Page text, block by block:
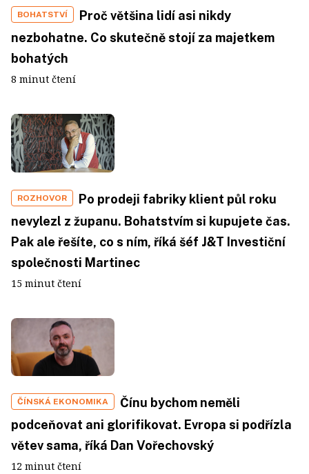
BOHATSTVÍ
Proč většina lidí asi nikdy
nezbohatne. Co skutečně stojí za majetkem
bohatých
8 minut čtení
ROZHOVOR
Po prodeji fabriky klient půl roku
nevylezl z županu. Bohatstvím si kupujete čas.
Pak ale řešíte, co s ním, říká šéf J&T Investiční
společnosti Martinec
15 minut čtení
ČÍNSKÁ EKONOMIKA
Čínu bychom neměli
podceňovat ani glorifikovat. Evropa si podřízla
větev sama, říká Dan Vořechovský
12 minut čtení